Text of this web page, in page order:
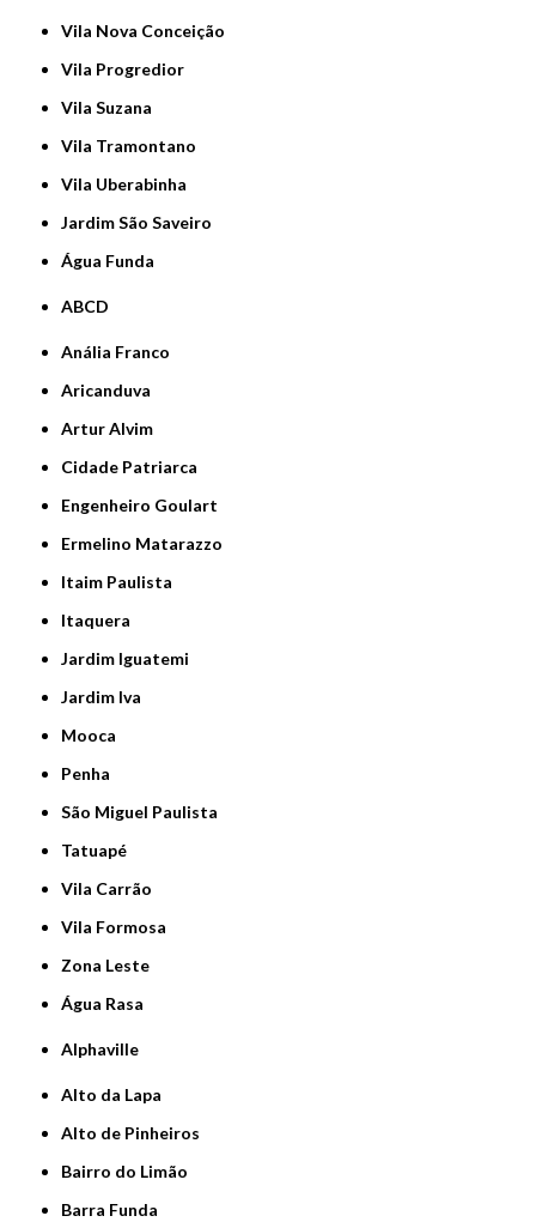
Vila Nova Conceição
Vila Progredior
Vila Suzana
Vila Tramontano
Vila Uberabinha
jardim São Saveiro
Água Funda
ABCD
Anália Franco
Aricanduva
Artur Alvim
Cidade Patriarca
Engenheiro Goulart
Ermelino Matarazzo
Itaim Paulista
Itaquera
Jardim Iguatemi
Jardim Iva
Mooca
Penha
São Miguel Paulista
Tatuapé
Vila Carrão
Vila Formosa
Zona Leste
Água Rasa
Alphaville
Alto da Lapa
Alto de Pinheiros
Bairro do Limão
Barra Funda